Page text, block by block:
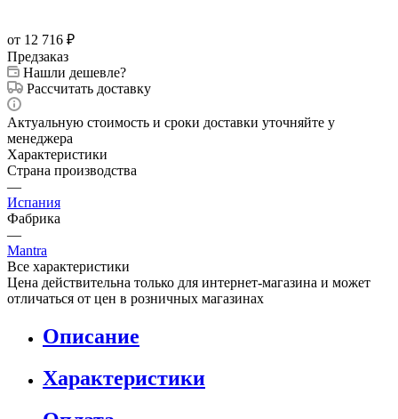
от 12 716 ₽
Предзаказ
Нашли дешевле?
Рассчитать доставку
Актуальную стоимость и сроки доставки уточняйте у
менеджера
Характеристики
Страна производства
—
Испания
Фабрика
—
Mantra
Все характеристики
Цена действительна только для интернет-магазина и может
отличаться от цен в розничных магазинах
Описание
Характеристики